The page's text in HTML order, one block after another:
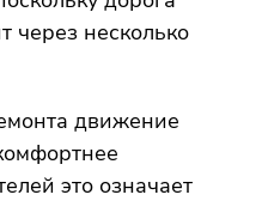
через несколько
движение
это означает